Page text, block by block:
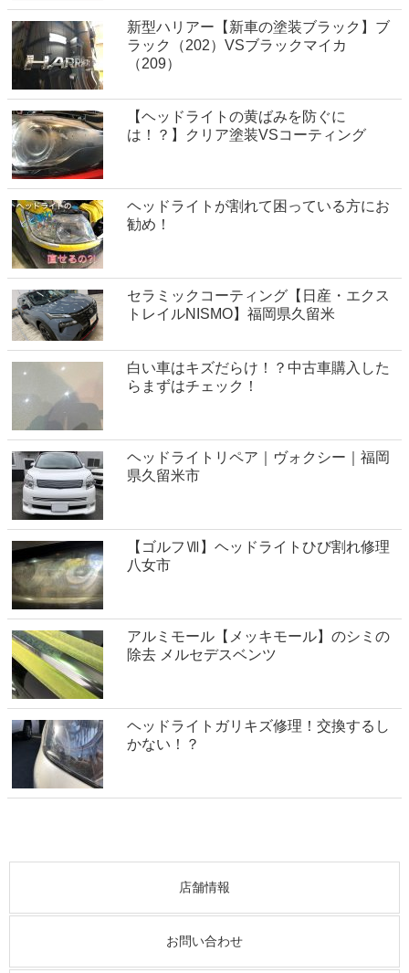
新型ハリアー【新車の塗装ブラック】ブ
ラック（202）VSブラックマイカ
（209）
【ヘッドライトの黄ばみを防ぐに
は！？】クリア塗装VSコーティング
ヘッドライトが割れて困っている方にお
勧め！
セラミックコーティング【日産・エクス
トレイルNISMO】福岡県久留米
白い車はキズだらけ！？中古車購入した
らまずはチェック！
ヘッドライトリペア｜ヴォクシー｜福岡
県久留米市
【ゴルフⅦ】ヘッドライトひび割れ修理
八女市
アルミモール【メッキモール】のシミの
除去 メルセデスベンツ
ヘッドライトガリキズ修理！交換するし
かない！？
店舗情報
お問い合わせ